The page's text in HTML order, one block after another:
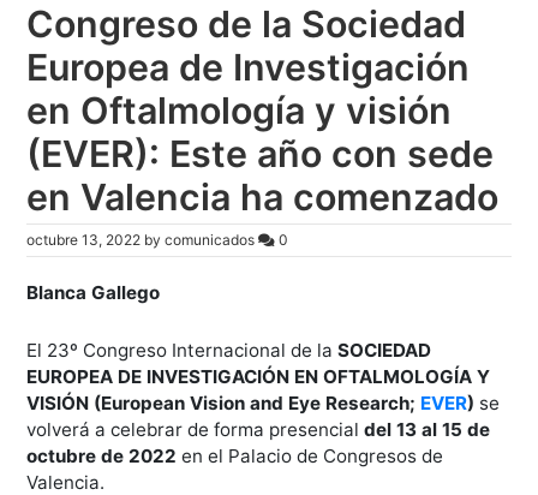
Congreso de la Sociedad
Europea de Investigación
en Oftalmología y visión
(EVER): Este año con sede
en Valencia ha comenzado
octubre 13, 2022 bycomunicados 0
Blanca Gallego
El 23º Congreso Internacional de laSOCIEDAD
EUROPEA DE INVESTIGACIÓN EN OFTALMOLOGÍA Y
VISIÓN (European Vision and Eye Research; EVER) se
volverá a celebrar de forma presencialdel 13 al 15 de
octubre de 2022en el Palacio de Congresos de
Valencia.